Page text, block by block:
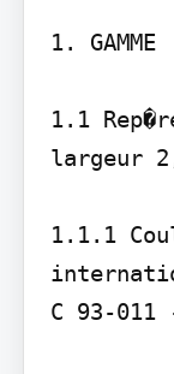
1. GAMME
1.1
largeur
1.1.1
C 93-011